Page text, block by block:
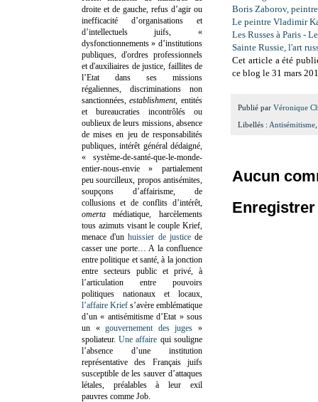
Boris Zaborov,
Le peintre Vladimir
Les Russes à Paris -
Sainte Russie, l'art
Cet article a été
ce blog le 31 mars
Publié par Véronique
Libellés : Antisémitisme
Aucun
droite et de gauche, refus d’agir ou
inefficacité d’organisations et
d’intellectuels juifs, «
dysfonctionnements » d’institutions
publiques, d'ordres professionnels
et d'auxiliaires de justice, faillites de
l’Etat dans ses missions
régaliennes, discriminations non
sanctionnées,establishment, entités
et bureaucraties incontrôlés ou
oublieux de leurs missions, absence
de mises en jeu de responsabilités
publiques, intérêt général dédaigné,
« système-de-santé-que-le-monde-
entier-nous-envie » partialement
peu sourcilleux, propos antisémites,
soupçons d’affairisme, de
collusions et de conflits d’intérêt,
omertamédiatique, harcèlements
tous azimuts visant le couple Krief,
menace d'unhuissier de justicede
casser une porte… A la confluence
entre politique et santé, à la jonction
entre secteurs public et privé, à
l’articulation entre pouvoirs
politiques nationaux et locaux,
l’affaire Krief s’avère emblématique
d’un « antisémitisme d’Etat » sous
un «gouvernement des juges »
spoliateur.Une affaire qui souligne
l’absence d’une institution
représentative des Français juifs
susceptible de les sauver d’attaques
létales, préalables à leur exil
pauvres comme Job.